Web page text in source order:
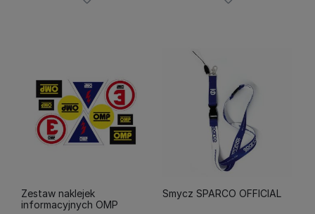
Zestaw naklejek
informacyjnych OMP
Smycz SPARCO OFFICIAL